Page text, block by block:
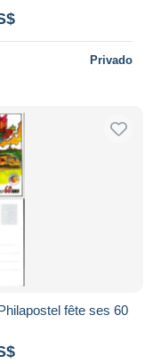
Privado
fête ses 60